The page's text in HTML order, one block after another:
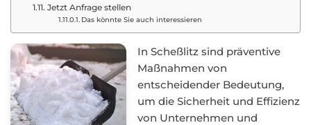
Jetzt Anfrage stellen
Das könnte Sie auch interessieren
In Scheßlitz sind präventive
Maßnahmen von
entscheidender Bedeutung,
um die Sicherheit und Effizienz
von Unternehmen und